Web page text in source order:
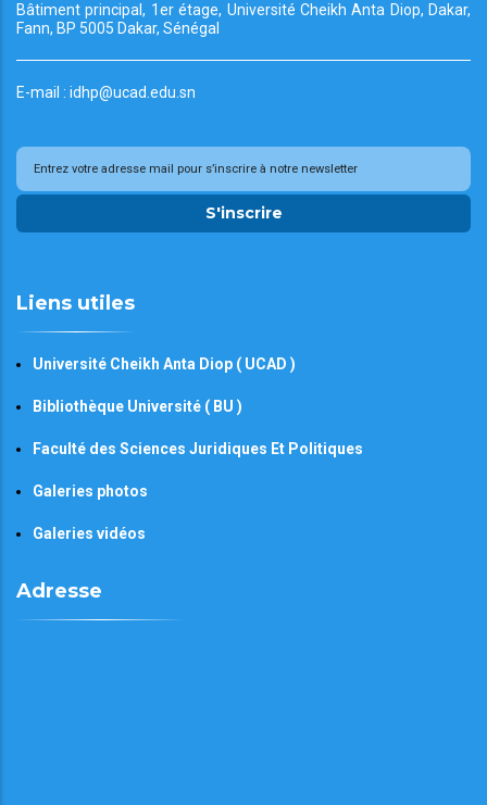
Bâtiment principal, 1er étage, Université CheikhAnta Diop, Dakar,
Fann, BP 5005 Dakar, Sénégal
E-mail : idhp@ucad.edu.sn
S'inscrire
Liens utiles
Université Cheikh Anta Diop ( UCAD )
Bibliothèque Université ( BU )
Faculté des Sciences Juridiques Et Politiques
Galeries photos
Galeries vidéos
Adresse